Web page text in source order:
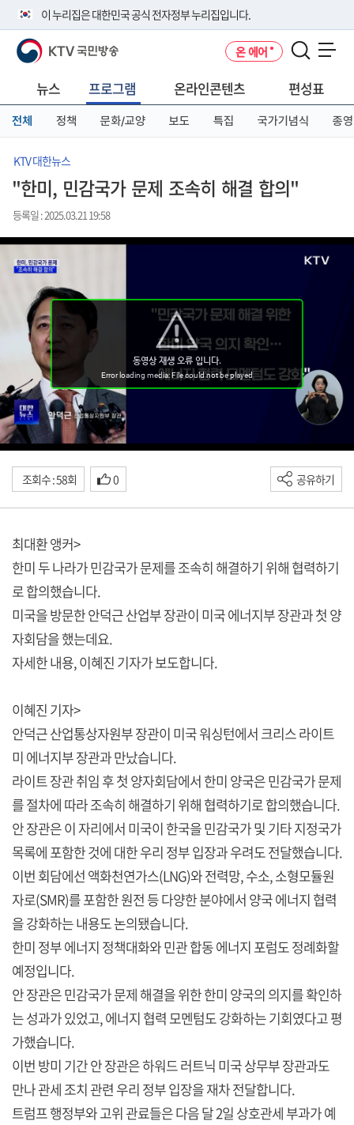
이 누리집은 대한민국 공식 전자정부 누리집입니다.
공식 누리집 주소 확인하기
니다.
이밖에 or.kr 또는 .kr등 다른 도메인 주소를 사용하고 있다면 아래 URL에
서 도메인 주소를 확인해 보세요
KTV 국민방송 온 에어
뉴스 프로그램 온라인콘텐츠 편성표
전체 정책 문화/교양 보도 특집 국가기념식 종영
KTV 대한뉴스
"한미, 민감국가 문제 조속히 해결 합의"
등록일 : 2025.03.21 19:58
조회수 : 58회 0 공유하기
최대환 앵커>
한미 두 나라가 민감국가 문제를 조속히 해결하기 위해 협력하기
로 합의했습니다.
미국을 방문한 안덕근 산업부 장관이 미국 에너지부 장관과 첫 양
자회담을 했는데요.
자세한 내용, 이혜진 기자가 보도합니다.
이혜진 기자>
안덕근 산업통상자원부 장관이 미국 워싱턴에서 크리스 라이트
미 에너지부 장관과 만났습니다.
라이트 장관 취임 후 첫 양자회담에서 한미 양국은 민감국가 문제
를 절차에 따라 조속히 해결하기 위해 협력하기로 합의했습니다.
안 장관은 이 자리에서 미국이 한국을 민감국가 및 기타 지정국가
목록에 포함한 것에 대한 우리 정부 입장과 우려도 전달했습니다.
이번 회담에선 액화천연가스(LNG)와 전력망, 수소, 소형모듈원
자로(SMR)를 포함한 원전 등 다양한 분야에서 양국 에너지 협력
을 강화하는 내용도 논의됐습니다.
한미 정부 에너지 정책대화와 민관 합동 에너지 포럼도 정례화할
예정입니다.
안 장관은 민감국가 문제 해결을 위한 한미 양국의 의지를 확인하
는 성과가 있었고, 에너지 협력 모멘텀도 강화하는 기회였다고 평
가했습니다.
이번 방미 기간 안 장관은 하워드 러트닉 미국 상무부 장관과도
만나 관세 조치 관련 우리 정부 입장을 재차 전달합니다.
트럼프 행정부와 고위 관료들은 다음 달 2일 상호관세 부과가 예